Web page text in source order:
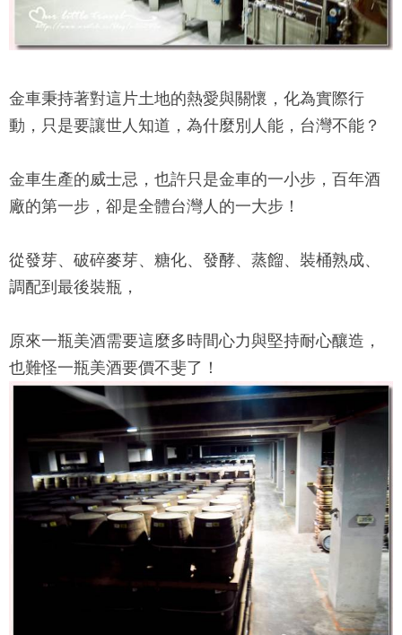
金車秉持著對這片土地的熱愛與關懷，化為實際行
動，只是要讓世人知道，為什麼別人能，台灣不能？
金車生產的威士忌，也許只是金車的一小步，百年酒
廠的第一步，卻是全體台灣人的一大步！
從發芽、破碎麥芽、糖化、發酵、蒸餾、裝桶熟成、
調配到最後裝瓶，
原來一瓶美酒需要這麼多時間心力與堅持耐心釀造，
也難怪一瓶美酒要價不斐了！